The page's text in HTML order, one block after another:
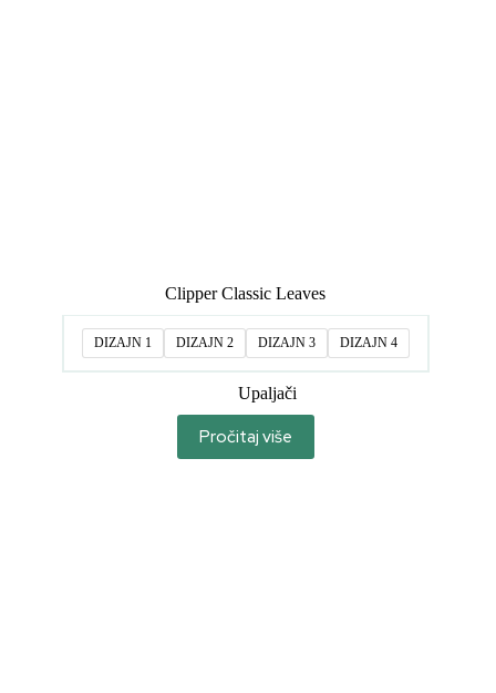
Clipper Classic Leaves
DIZAJN 1 DIZAJN 2 DIZAJN 3 DIZAJN 4
Upaljači
Pročitaj više